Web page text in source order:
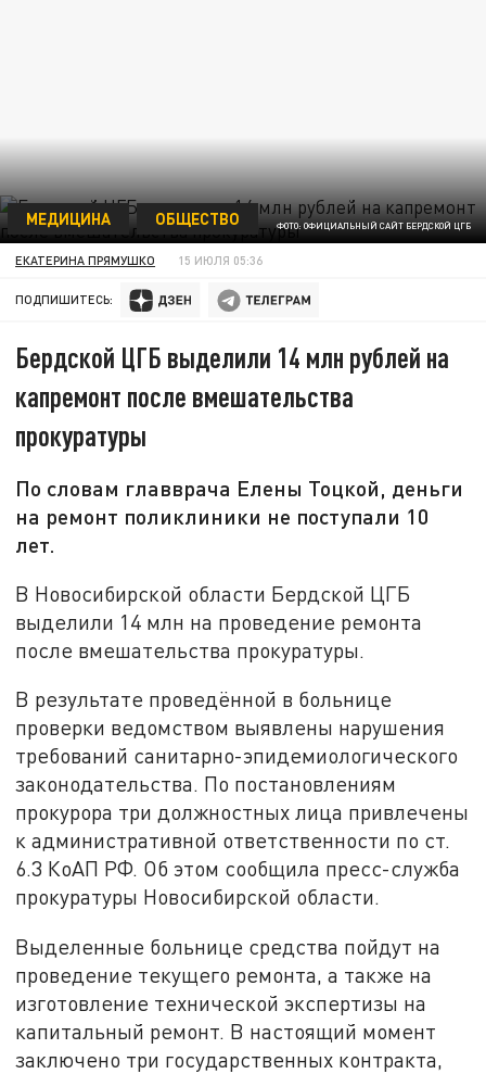
ФОТО: ОФИЦИАЛЬНЫЙ САЙТ БЕРДСКОЙ ЦГБ
МЕДИЦИНА ОБЩЕСТВО
ЕКАТЕРИНА ПРЯМУШКО 15 ИЮЛЯ 05:36
ПОДПИШИТЕСЬ:
Бердской ЦГБ выделили 14 млн рублей на
капремонт после вмешательства
прокуратуры
По словам главврача Елены Тоцкой, деньги
на ремонт поликлиники не поступали 10
лет.
В Новосибирской области Бердской ЦГБ
выделили 14 млн на проведение ремонта
после вмешательства прокуратуры.
В результате проведённой в больнице
проверки ведомством выявлены нарушения
требований санитарно-эпидемиологического
законодательства. По постановлениям
прокурора три должностных лица привлечены
к административной ответственности по ст.
6.3 КоАП РФ. Об этом сообщила пресс-служба
прокуратуры Новосибирской области.
Выделенные больнице средства пойдут на
проведение текущего ремонта, а также на
изготовление технической экспертизы на
капитальный ремонт. В настоящий момент
заключено три государственных контракта,